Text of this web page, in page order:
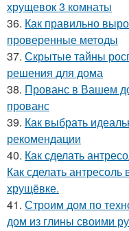
хрущевок 3 комнаты
36. Как правильно
проверенные методы
37. Скрытые тайны
решения для дома
38. Прованс в Вашем
прованс
39. Как выбрать
рекомендации
40. Как сделать
Как сделать
хрущёвке.
41. Строим дом по
дом из глины своими